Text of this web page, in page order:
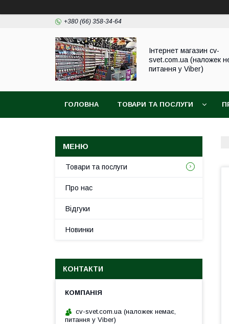
+380 (66) 358-34-64
Інтернет магазин cv-
svet.com.ua (наложек
питання у Viber)
ГОЛОВНА ТОВАРИ ТА ПОСЛУГИ
Товари та послуги
Про нас
Відгуки
Новинки
КОНТАКТИ
cv-svet.com.ua (наложек немає,
питання у Viber)